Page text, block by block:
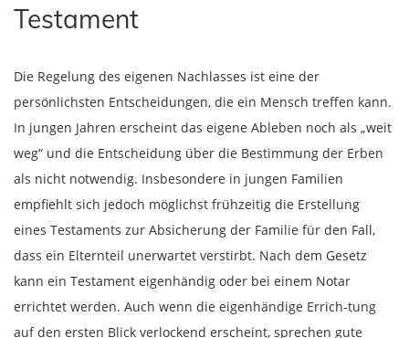
Testament
Die Regelung des eigenen Nachlasses ist eine der
persönlichsten Entscheidungen, die ein Mensch treffen kann.
In jungen Jahren erscheint das eigene Ableben noch als „weit
weg“ und die Entscheidung über die Bestimmung der Erben
als nicht notwendig. Insbesondere in jungen Familien
empfiehlt sich jedoch möglichst frühzeitig die Erstellung
eines Testaments zur Absicherung der Familie für den Fall,
dass ein Elternteil unerwartet verstirbt. Nach dem Gesetz
kann ein Testament eigenhändig oder bei einem Notar
errichtet werden. Auch wenn die eigenhändige Errich-tung
auf den ersten Blick verlockend erscheint, sprechen gute